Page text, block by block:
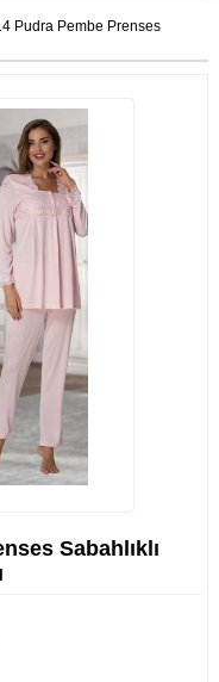
Pudra Pembe Prenses
Sabahlıklı